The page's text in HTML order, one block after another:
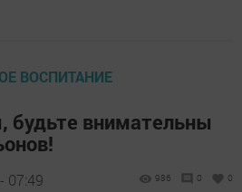
ВОСПИТАНИЕ
внимательны
07:49 986 0 0